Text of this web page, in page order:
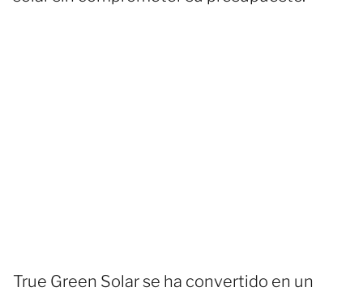
True Green Solar se ha convertido en un